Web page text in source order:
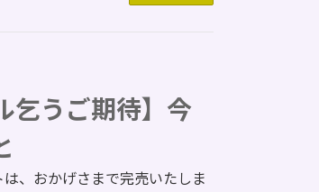
乞うご期待】今
、おかげさまで完売いたしま